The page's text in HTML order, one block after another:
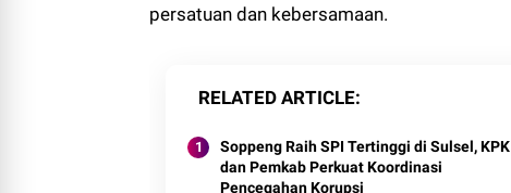
persatuan dan kebersamaan.
RELATED ARTICLE
Soppeng Raih SPI Tertinggi di Sulsel, KPK
dan Pemkab Perkuat Koordinasi
Pencegahan Korupsi